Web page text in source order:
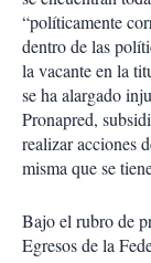
“políticamente
dentro de las
la vacante en la
se ha alargado
Pronapred,
realizar acciones
misma que se
Bajo el rubro de
Egresos de la